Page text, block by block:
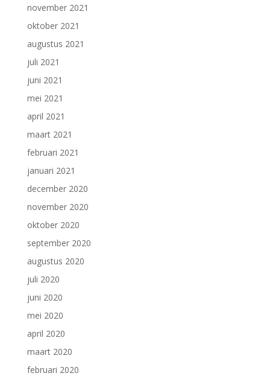
november 2021
oktober 2021
augustus 2021
juli 2021
juni 2021
mei 2021
april 2021
maart 2021
februari 2021
januari 2021
december 2020
november 2020
oktober 2020
september 2020
augustus 2020
juli 2020
juni 2020
mei 2020
april 2020
maart 2020
februari 2020